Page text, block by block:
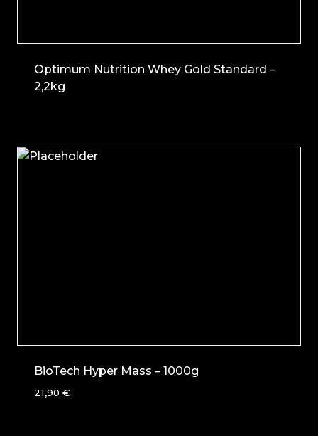
Optimum Nutrition Whey Gold Standard –
2,2kg
BioTech Hyper Mass – 1000g
21,90 €